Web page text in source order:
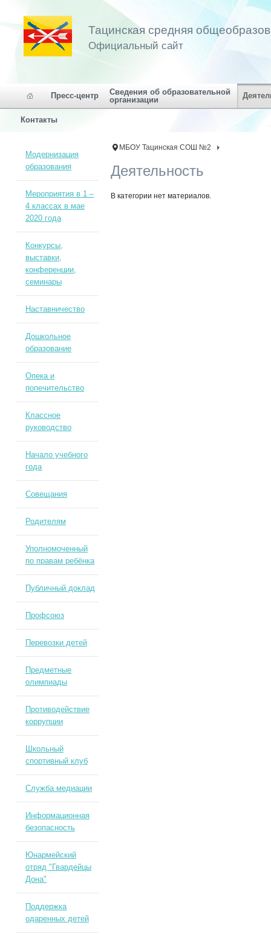
Тацинская средняя
Официальный сайт
Пресс-центр
Сведения об образовательной
организации
Контакты
МБОУ Тацинская СОШ №2
Деятельность
В категории нет материалов.
Модернизация
образования
Мероприятия в 1 –
4 классах в мае
2020 года
Конкурсы,
выставки,
конференции,
семинары
Наставничество
Дошкольное
образование
Опека и
попечительство
Классное
руководство
Начало учебного
года
Совещания
Родителям
Уполномоченный
по правам ребёнка
Публичный доклад
Профсоюз
Перевозки детей
Предметные
олимпиады
Противодействие
коррупции
Школьный
спортивный клуб
Служба медиации
Информационная
безопасность
Юнармейский
отряд "Гвардейцы
Дона"
Поддержка
одаренных детей